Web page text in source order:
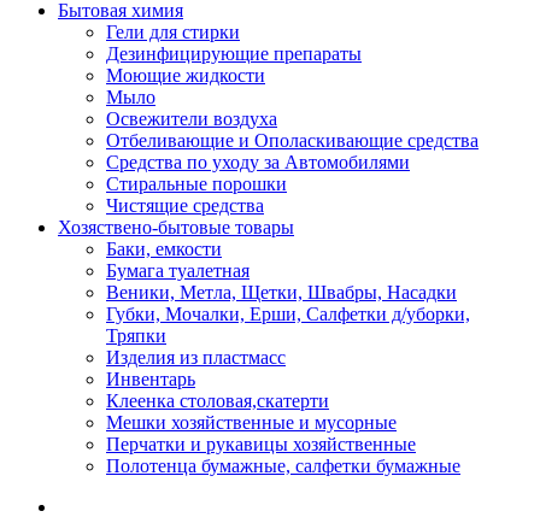
Бытовая химия
Гели для стирки
Дезинфицирующие препараты
Моющие жидкости
Мыло
Освежители воздуха
Отбеливающие и Ополаскивающие средства
Средства по уходу за Автомобилями
Стиральные порошки
Чистящие средства
Хозяствено-бытовые товары
Баки, емкости
Бумага туалетная
Веники, Метла, Щетки, Швабры, Насадки
Губки, Мочалки, Ерши, Салфетки д/уборки,
Тряпки
Изделия из пластмасс
Инвентарь
Клеенка столовая,скатерти
Мешки хозяйственные и мусорные
Перчатки и рукавицы хозяйственные
Полотенца бумажные, салфетки бумажные